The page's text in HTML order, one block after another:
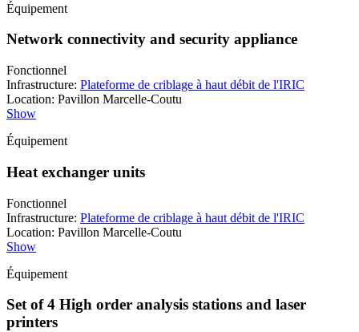
Équipement
Network connectivity and security appliance
Fonctionnel
Infrastructure: Plateforme de criblage à haut débit de l'IRIC
Location: Pavillon Marcelle-Coutu
Show
Équipement
Heat exchanger units
Fonctionnel
Infrastructure: Plateforme de criblage à haut débit de l'IRIC
Location: Pavillon Marcelle-Coutu
Show
Équipement
Set of 4 High order analysis stations and laser
printers